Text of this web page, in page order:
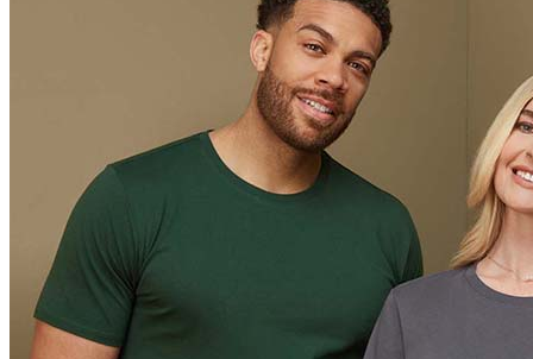
Daisy Yellow (DYY)
Sunflower Yellow (SUN)
Bright Lime (BLI)
Kiwi Green (KIW)
Kelly Green (KEG)
Hunters Green (HGR)
Military Green (MIL)
Bottle Green (BOG)
Dark Chocolate (DCH)